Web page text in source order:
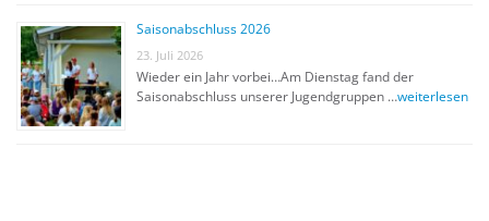
Saisonabschluss 2026
23. Juli 2026
Wieder ein Jahr vorbei…Am Dienstag fand der
Saisonabschluss unserer Jugendgruppen …weiterlesen